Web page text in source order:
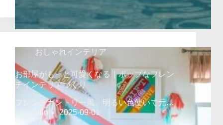
おしゃれインテリア
お部屋がもっと可愛くなる｜ポップなフレン
チインテリアづくり
フレンチカントリー風、明るい色使いで元…
orin
2025-09-01